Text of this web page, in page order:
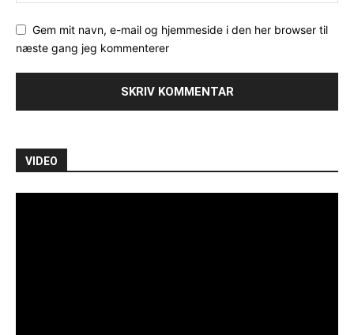
Gem mit navn, e-mail og hjemmeside i den her browser til
næste gang jeg kommenterer
VIDEO